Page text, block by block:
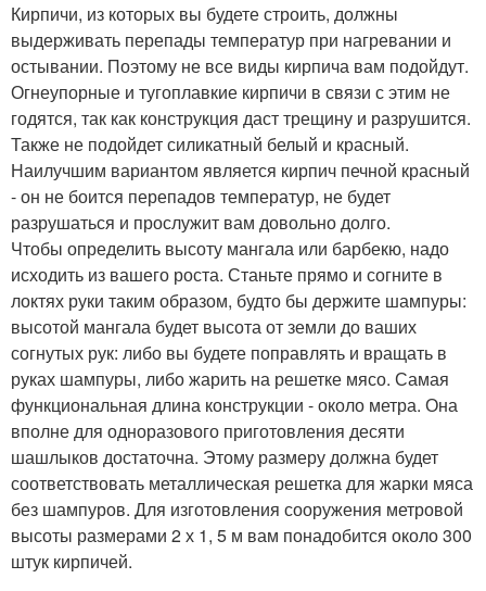
Кирпичи, из которых вы будете строить, должны
выдерживать перепады температур при нагревании и
остывании. Поэтому не все виды кирпича вам подойдут.
Огнеупорные и тугоплавкие кирпичи в связи с этим не
годятся, так как конструкция даст трещину и разрушится.
Также не подойдет силикатный белый и красный.
Наилучшим вариантом является кирпич печной красный
- он не боится перепадов температур, не будет
разрушаться и прослужит вам довольно долго.
Чтобы определить высоту мангала или барбекю, надо
исходить из вашего роста. Станьте прямо и согните в
локтях руки таким образом, будто бы держите шампуры:
высотой мангала будет высота от земли до ваших
согнутых рук: либо вы будете поправлять и вращать в
руках шампуры, либо жарить на решетке мясо. Самая
функциональная длина конструкции - около метра. Она
вполне для одноразового приготовления десяти
шашлыков достаточна. Этому размеру должна будет
соответствовать металлическая решетка для жарки мяса
без шампуров. Для изготовления сооружения метровой
высоты размерами 2 х 1, 5 м вам понадобится около 300
штук кирпичей.